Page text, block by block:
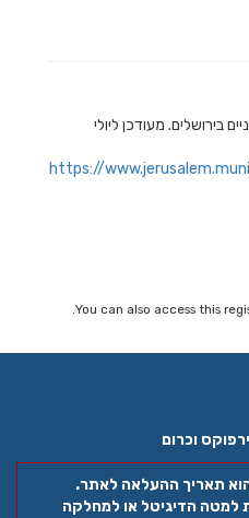
בירושלים. מעודכן ליולי
https://
You can also access this
וכרום
תאריך ההעלאה לאתר.
למטה הדיגיטל או למחלקה